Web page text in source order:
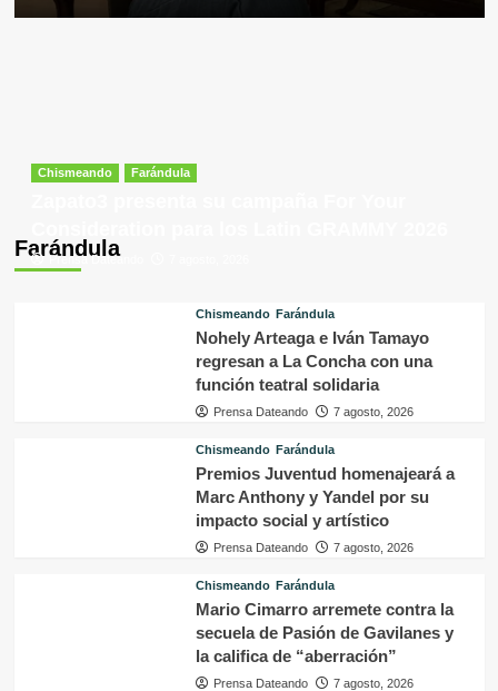
Farándula
Chismeando Farándula
Prensa Dateando
Chismeando Farándula
Nohely Arteaga e Iván Tamayo
regresan a La Concha con una
función teatral solidaria
Prensa Dateando 7 agosto, 2026
Chismeando Farándula
Premios Juventud homenajeará a
Marc Anthony y Yandel por su
impacto social y artístico
Prensa Dateando 7 agosto, 2026
Chismeando Farándula
Mario Cimarro arremete contra la
secuela de Pasión de Gavilanes y
la califica de “aberración”
Prensa Dateando 7 agosto, 2026